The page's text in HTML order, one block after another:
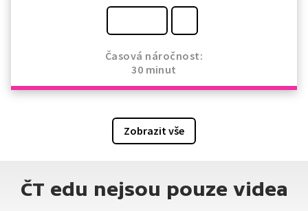
Časová náročnost:
30 minut
Zobrazit vše
ČT edu nejsou pouze videa